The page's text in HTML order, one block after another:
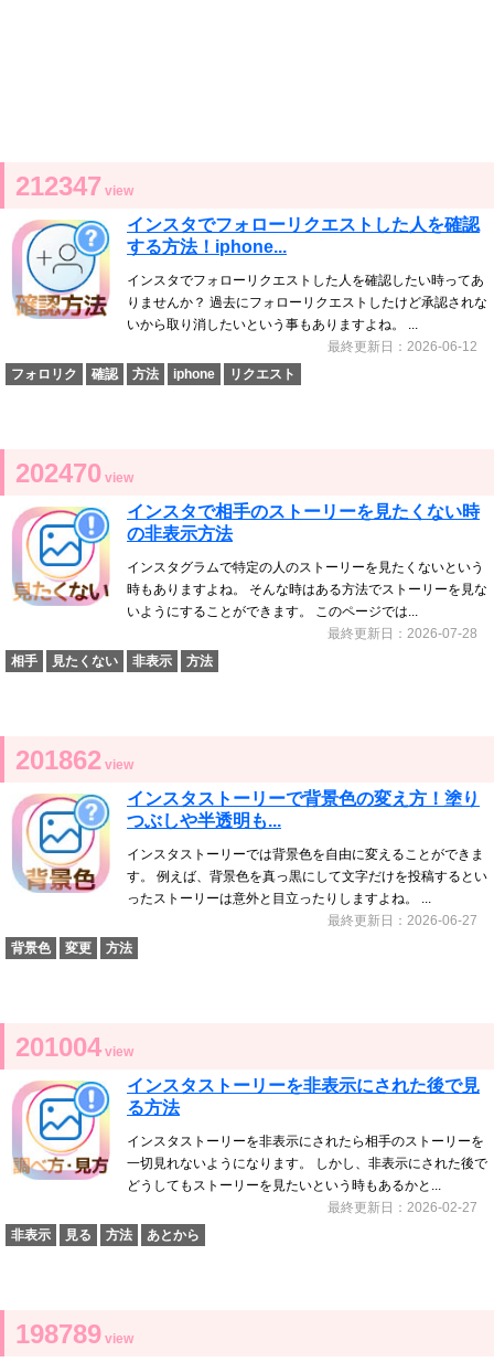
212347 view
インスタでフォローリクエストした人を確認
する方法！iphone...
インスタでフォローリクエストした人を確認したい時ってあ
りませんか？ 過去にフォローリクエストしたけど承認されな
いから取り消したいという事もありますよね。 ...
最終更新日：2026-06-12
フォロリク
確認 方法 iphone リクエスト
202470 view
インスタで相手のストーリーを見たくない時
の非表示方法
インスタグラムで特定の人のストーリーを見たくないという
時もありますよね。 そんな時はある方法でストーリーを見な
いようにすることができます。 このページでは...
最終更新日：2026-07-28
相手
見たくない 非表示 方法
201862 view
インスタストーリーで背景色の変え方！塗り
つぶしや半透明も...
インスタストーリーでは背景色を自由に変えることができま
す。 例えば、背景色を真っ黒にして文字だけを投稿するとい
ったストーリーは意外と目立ったりしますよね。 ...
最終更新日：2026-06-27
背景色
変更 方法
201004 view
インスタストーリーを非表示にされた後で見
る方法
インスタストーリーを非表示にされたら相手のストーリーを
一切見れないようになります。 しかし、非表示にされた後で
どうしてもストーリーを見たいという時もあるかと...
最終更新日：2026-02-27
非表示
見る 方法 あとから
198789 view